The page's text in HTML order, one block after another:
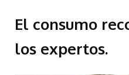
El consumo
los expertos.